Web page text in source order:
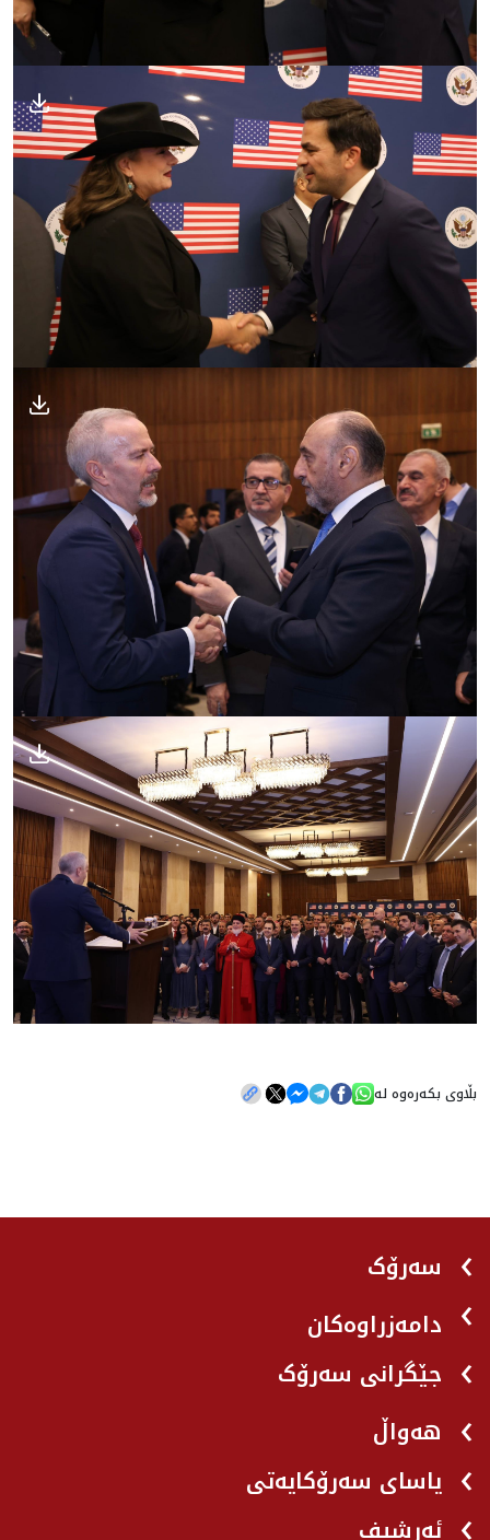
بڵاوی بکەرەوە لە
سەرۆک
دامەزراوەکان
جێگرانی سه‌رۆک
هه‌واڵ
یاسای سەرۆکایەتی
ئەرشیف